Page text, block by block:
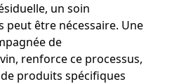
un soin
peut être nécessaire. Une
de
renforce ce processus,
produits spécifiques